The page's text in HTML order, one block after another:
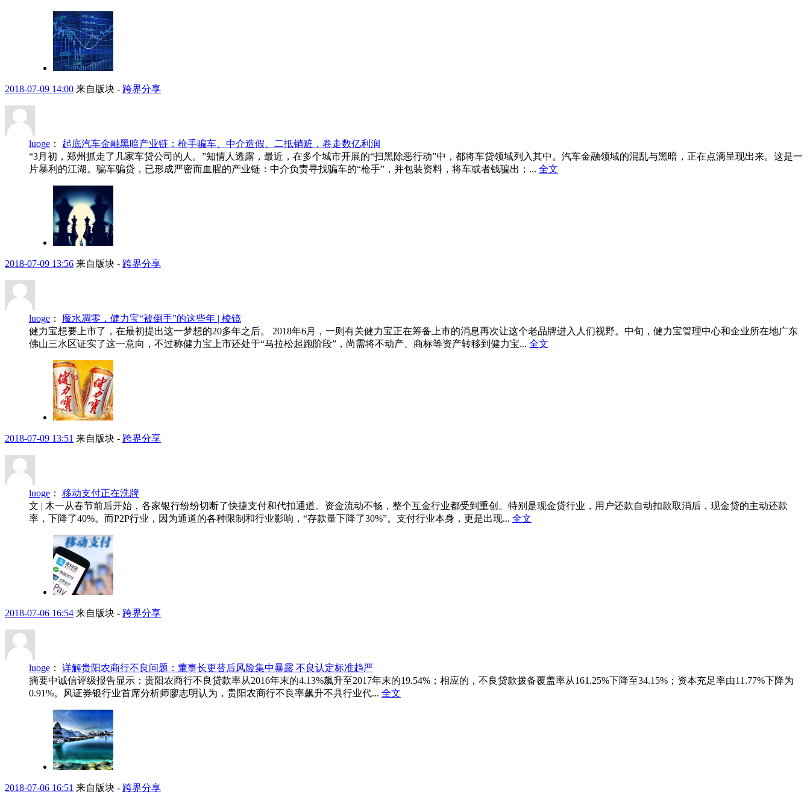
2018-07-09 14:00 来自版块 - 跨界分享
luoge ： 起底汽车金融黑暗产业链：枪手骗车、中介造假、二抵销赃，卷走数亿利润
“3月初，郑州抓走了几家车贷公司的人。”知情人透露，最近，在多个城市开展的“扫黑除恶行动”中，都将车贷领域列入其中。汽车金融领域的混乱与黑暗，正在点滴呈现出来。这是一
片暴利的江湖。骗车骗贷，已形成严密而血腥的产业链：中介负责寻找骗车的“枪手”，并包装资料，将车或者钱骗出；... 全文
2018-07-09 13:56 来自版块 - 跨界分享
luoge ： 魔水凋零，健力宝“被倒手”的这些年 | 棱镜
健力宝想要上市了，在最初提出这一梦想的20多年之后。 2018年6月，一则有关健力宝正在筹备上市的消息再次让这个老品牌进入人们视野。中旬，健力宝管理中心和企业所在地广东
佛山三水区证实了这一意向，不过称健力宝上市还处于“马拉松起跑阶段”，尚需将不动产、商标等资产转移到健力宝... 全文
2018-07-09 13:51 来自版块 - 跨界分享
luoge ： 移动支付正在洗牌
文 | 木一从春节前后开始，各家银行纷纷切断了快捷支付和代扣通道。资金流动不畅，整个互金行业都受到重创。特别是现金贷行业，用户还款自动扣款取消后，现金贷的主动还款
率，下降了40%。而P2P行业，因为通道的各种限制和行业影响，“存款量下降了30%”。支付行业本身，更是出现... 全文
2018-07-06 16:54 来自版块 - 跨界分享
luoge ： 详解贵阳农商行不良问题：董事长更替后风险集中暴露 不良认定标准趋严
摘要中诚信评级报告显示：贵阳农商行不良贷款率从2016年末的4.13%飙升至2017年末的19.54%；相应的，不良贷款拨备覆盖率从161.25%下降至34.15%；资本充足率由11.77%下降为
0.91%。风证券银行业首席分析师廖志明认为，贵阳农商行不良率飙升不具行业代... 全文
2018-07-06 16:51 来自版块 - 跨界分享